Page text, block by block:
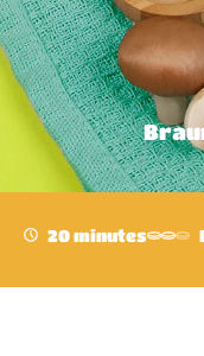
20 minutes